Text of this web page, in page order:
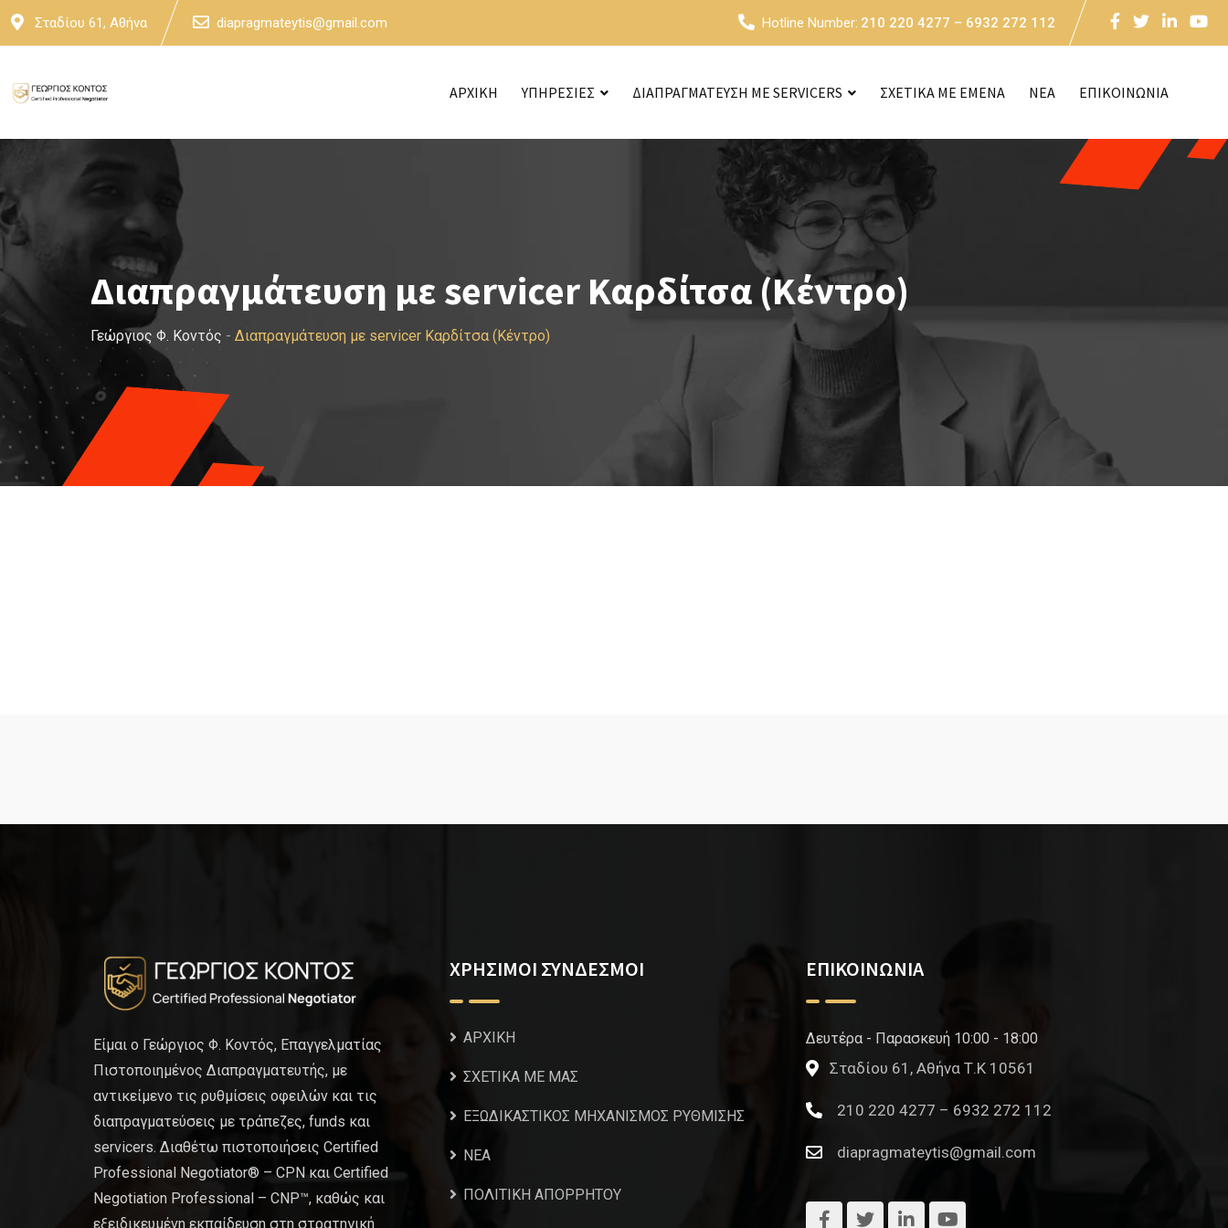
Skip
Σταδίου 61, Αθήνα diapragmateytis@gmail.com Hotline Number: 210 220 4277 – 6932 272 112
ΑΡΧΙΚΗ ΥΠΗΡΕΣΙΕΣ ΔΙΑΠΡΑΓΜΑΤΕΥΣΗ ΜΕ SERVICERS ΣΧΕΤΙΚΑ ΜΕ ΕΜΕΝΑ NEA ΕΠΙΚΟΙΝΩΝΙΑ
Διαπραγμάτευση με servicer Καρδίτσα (Κέντρο)
Γεώργιος Φ. Κοντός - Διαπραγμάτευση με servicer Καρδίτσα (Κέντρο)
Είμαι ο Γεώργιος Φ. Κοντός, Επαγγελματίας
Πιστοποιημένος Διαπραγματευτής, με
αντικείμενο τις ρυθμίσεις οφειλών και τις
διαπραγματεύσεις με τράπεζες, funds και
servicers. Διαθέτω πιστοποιήσεις Certified
Professional Negotiator® – CPN και Certified
Negotiation Professional – CNP™, καθώς και
εξειδικευμένη εκπαίδευση στη στρατηγική
ΧΡΗΣΙΜΟΙ ΣΥΝΔΕΣΜΟΙ
ΑΡΧΙΚΗ
ΣΧΕΤΙΚΑ ΜΕ ΜΑΣ
ΕΞΩΔΙΚΑΣΤΙΚΟΣ ΜΗΧΑΝΙΣΜΟΣ ΡΥΘΜΙΣΗΣ
NEA
ΠΟΛΙΤΙΚΗ ΑΠΟΡΡΗΤΟΥ
ΕΠΙΚΟΙΝΩΝΙΑ
Δευτέρα - Παρασκευή 10:00 - 18:00
Σταδίου 61, Αθήνα Τ.Κ 10561
210 220 4277 – 6932 272 112
diapragmateytis@gmail.com